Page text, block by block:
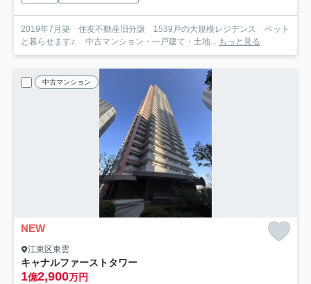
2019年7月築 住友不動産旧分譲 1539戸の大規模レジデンス ペット
と暮らせます♪ 中古マンション・一戸建て・土地...
もっと見る
中古マンション
NEW
江東区東雲
キャナルファーストタワー
1億2,900万円